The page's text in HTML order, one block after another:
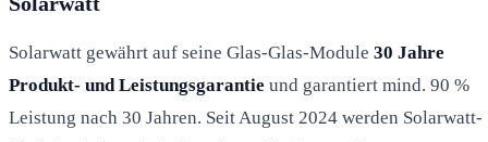
Solarwatt gewährt auf seine Glas-Glas-Module 30 Jahre
Produkt- und Leistungsgarantie und garantiert mind. 90 %
Leistung nach 30 Jahren. Seit August 2024 werden Solarwatt-